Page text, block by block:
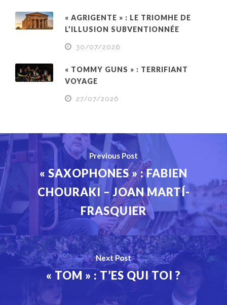
« AGRIGENTE » : LE TRIOMHE DE
L’ILLUSION SUBVENTIONNÉE
30/07/2026
« TOMMY GUNS » : TERRIFIANT
VOYAGE
27/07/2026
Previous Post
« SAXOPHONES » : FABIEN
CHOURAKI – JOAN MARTÍ-
FRASQUIER
Next Post
« TOM » : T’ES QUI TOI ?